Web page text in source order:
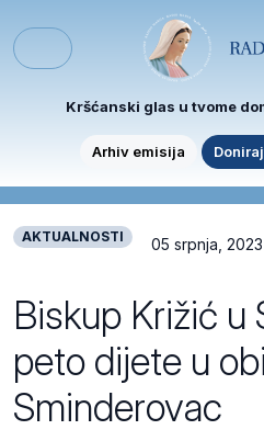
Menu
Kršćanski glas u tvome
Arhiv emisija
AKTUALNOSTI 05 srpnja, 2023
Biskup Križić u
peto dijete u
Sminderovac